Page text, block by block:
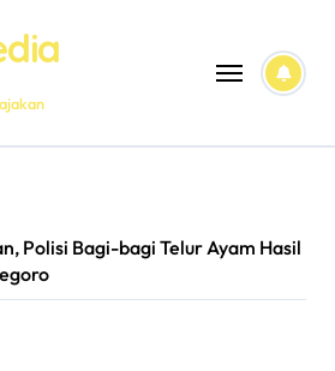
Polisi Bagi-bagi Telur Ayam Hasil